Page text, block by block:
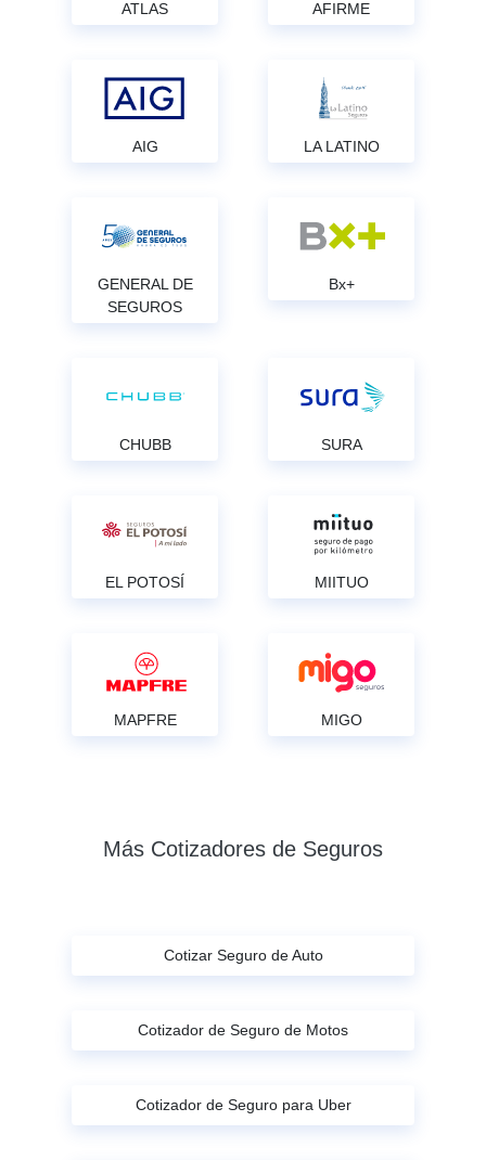
ATLAS AFIRME
AIG LA LATINO
GENERAL DE
SEGUROS
Bx+
CHUBB SURA
EL POTOSÍ MIITUO
MAPFRE MIGO
Más Cotizadores de Seguros
Cotizar Seguro de Auto
Cotizador de Seguro de Motos
Cotizador de Seguro para Uber